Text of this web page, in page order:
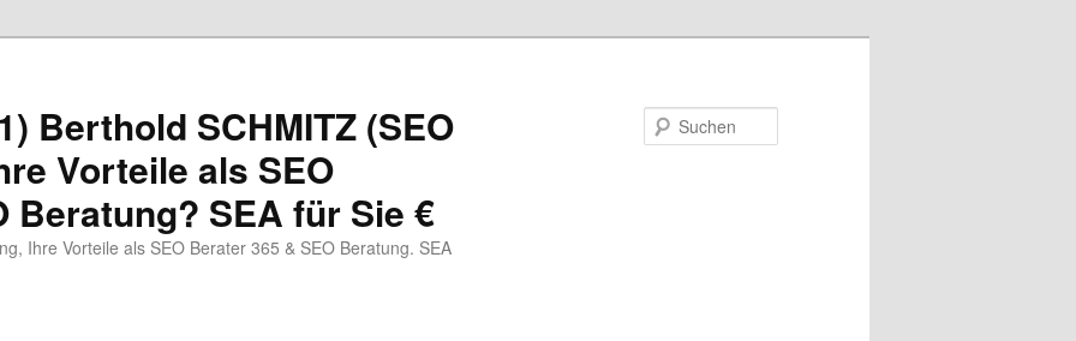
Berthold SCHMITZ (SEO
Vorteile als SEO
Beratung? SEA für Sie €
Ihre Vorteile als SEO Berater 365 & SEO Beratung. SEA